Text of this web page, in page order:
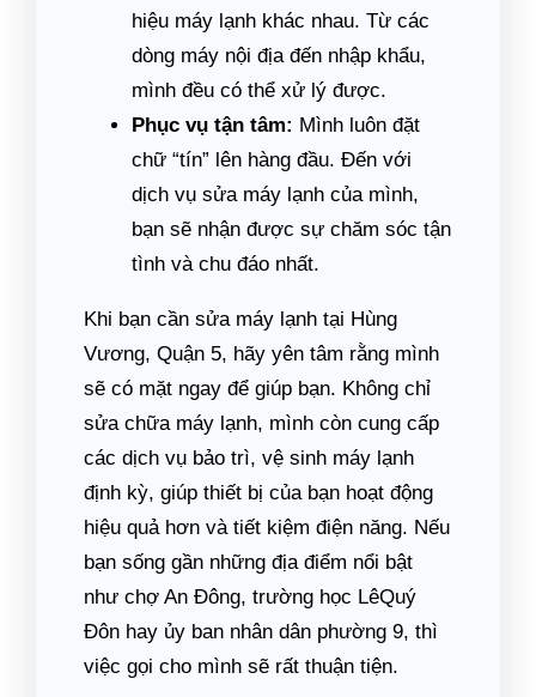
hiệu máy lạnh khác nhau. Từ các
dòng máy nội địa đến nhập khẩu,
mình đều có thể xử lý được.
Phục vụ tận tâm: Mình luôn đặt
chữ “tín” lên hàng đầu. Đến với
dịch vụ sửa máy lạnh của mình,
bạn sẽ nhận được sự chăm sóc tận
tình và chu đáo nhất.
Khi bạn cần sửa máy lạnh tại Hùng
Vương, Quận 5, hãy yên tâm rằng mình
sẽ có mặt ngay để giúp bạn. Không chỉ
sửa chữa máy lạnh, mình còn cung cấp
các dịch vụ bảo trì, vệ sinh máy lạnh
định kỳ, giúp thiết bị của bạn hoạt động
hiệu quả hơn và tiết kiệm điện năng. Nếu
bạn sống gần những địa điểm nổi bật
như chợ An Đông, trường học LêQuý
Đôn hay ủy ban nhân dân phường 9, thì
việc gọi cho mình sẽ rất thuận tiện.